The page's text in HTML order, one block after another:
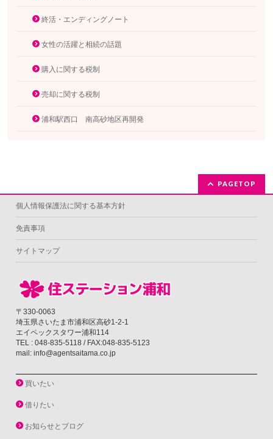
終活・エンディングノート
女性の活躍と相続の話題
購入に関する税制
売却に関する税制
浦和駅西口 南高砂地区再開発
PAGETOP
個人情報保護法に関する基本方針
免責事項
サイトマップ
〒330-0063
埼玉県さいたま市浦和区高砂1-2-1
エイペックスタワー浦和114
TEL : 048-835-5118 / FAX:048-835-5123
mail: info@agentsaitama.co.jp
買いたい
借りたい
お知らせとブログ